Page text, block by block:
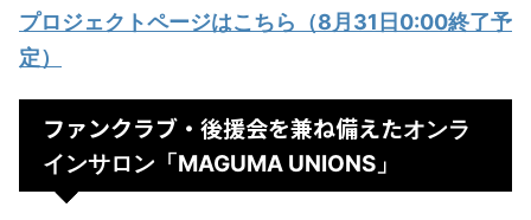
プロジェクトページはこちら（8月31日0:00終了予
定）
ファンクラブ・後援会を兼ね備えたオンラ
インサロン「MAGUMA UNIONS」